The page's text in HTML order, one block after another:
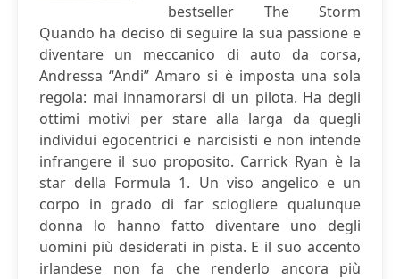
bestseller The Storm
Quando ha deciso di seguire la sua passione e
diventare un meccanico di auto da corsa,
Andressa “Andi” Amaro si è imposta una sola
regola: mai innamorarsi di un pilota. Ha degli
ottimi motivi per stare alla larga da quegli
individui egocentrici e narcisisti e non intende
infrangere il suo proposito. Carrick Ryan è la
star della Formula 1. Un viso angelico e un
corpo in grado di far sciogliere qualunque
donna lo hanno fatto diventare uno degli
uomini più desiderati in pista. E il suo accento
irlandese non fa che renderlo ancora più